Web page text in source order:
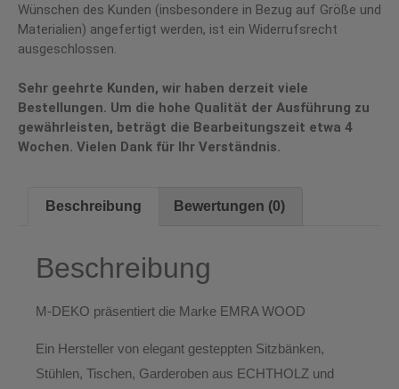
Wünschen des Kunden (insbesondere in Bezug auf Größe und
Materialien) angefertigt werden, ist ein Widerrufsrecht
ausgeschlossen.
Sehr geehrte Kunden, wir haben derzeit viele
Bestellungen. Um die hohe Qualität der Ausführung zu
gewährleisten, beträgt die Bearbeitungszeit etwa 4
Wochen. Vielen Dank für Ihr Verständnis.
Beschreibung Bewertungen (0)
Beschreibung
M-DEKO präsentiert die Marke EMRA WOOD
Ein Hersteller von elegant gesteppten Sitzbänken,
Stühlen, Tischen, Garderoben aus ECHTHOLZ und